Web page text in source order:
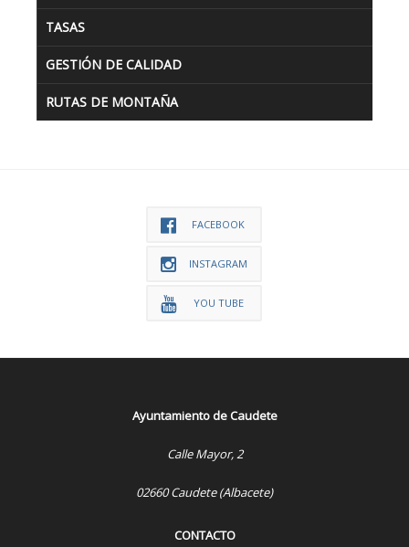
TASAS
GESTIÓN DE CALIDAD
RUTAS DE MONTAÑA
FACEBOOK
INSTAGRAM
YOU TUBE
Ayuntamiento de Caudete
Calle Mayor, 2
02660 Caudete (Albacete)
CONTACTO